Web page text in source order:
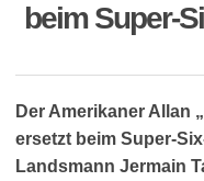
beim Super-
Der Amerikaner Allan
ersetzt beim Super-
Landsmann Jermain